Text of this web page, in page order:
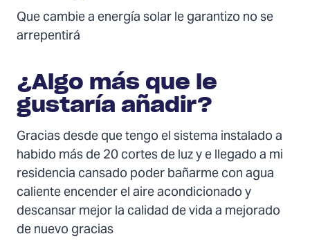
Que cambie a energía solar le garantizo no se
arrepentirá
¿Algo más que le
gustaría añadir?
Gracias desde que tengo el sistema instalado a
habido más de 20 cortes de luz y e llegado a mi
residencia cansado poder bañarme con agua
caliente encender el aire acondicionado y
descansar mejor la calidad de vida a mejorado
de nuevo gracias